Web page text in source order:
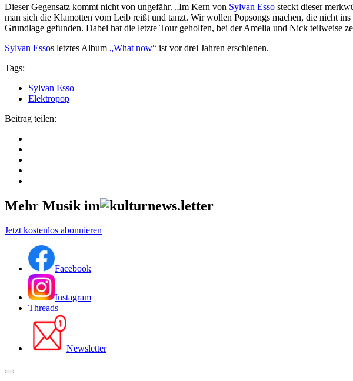
Dieser Gegensatz kommt nicht von ungefähr. „Im Kern von Sylvan Esso steckt dieser
man sich die Klamotten vom Leib reißt und tanzt. Wir wollen Popsongs machen, die nicht
Grundlage gefunden. Dabei hat die letzte Tour geholfen, bei der Amelia und Nick teilweise
Sylvan Essos letztes Album „What now“ ist vor drei Jahren erschienen.
Tags:
Sylvan Esso
Elektropop
Beitrag teilen:
Mehr Musik im
Jetzt kostenlos abonnieren
Facebook
Instagram
Threads
Newsletter